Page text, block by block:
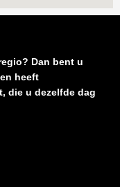
Dan bent u
heeft
die u dezelfde dag